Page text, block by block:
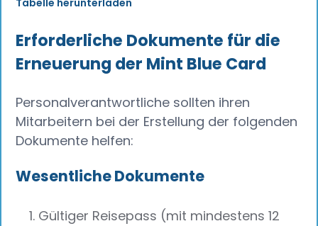
Erforderliche Dokumente für die
Erneuerung der Mint Blue Card
Personalverantwortliche sollten ihren
Mitarbeitern bei der Erstellung der folgenden
Dokumente helfen:
Wesentliche Dokumente
Gültiger Reisepass (mit mindestens 12